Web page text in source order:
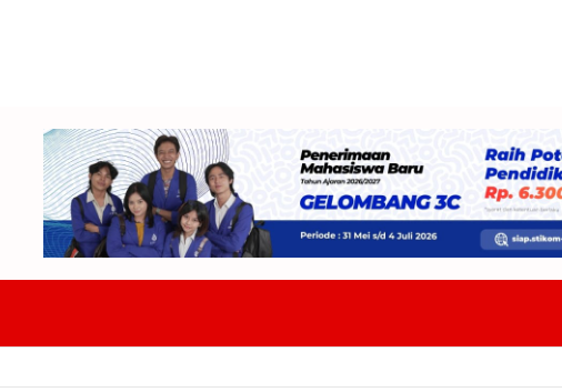
Badung Dan TAPD Bahas KUA-PPAS 2027 Tekankan Program Harus